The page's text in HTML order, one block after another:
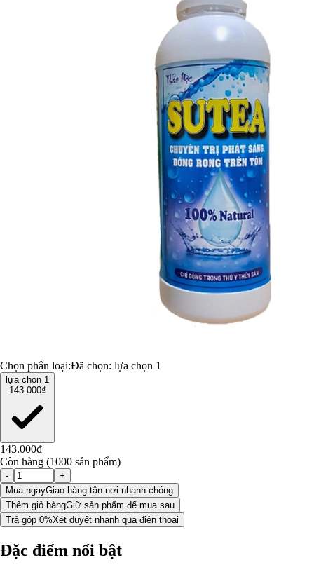
Chọn phân loại:Đã chọn: lựa chọn 1
lựa chọn 1
143.000₫
143.000₫
Còn hàng (1000 sản phẩm)
-
+
Mua ngayGiao hàng tận nơi nhanh chóng
Thêm giỏ hàngGiữ sản phẩm để mua sau
Trả góp 0%Xét duyệt nhanh qua điện thoại
Đặc điểm nổi bật